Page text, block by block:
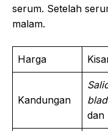
serum. Setelah
malam.
Harga
Kandungan
dan